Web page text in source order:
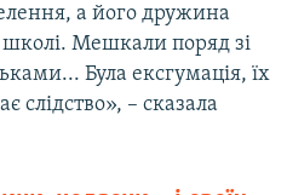
а його дружина
Мешкали поряд зі
Була ексгумація, їх
слідство», – сказала